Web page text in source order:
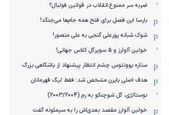
ضربه سر ممنوع؛انقلاب در قوانین فوتبال؟
بارسا این فصل برای فتح همه جام‌ها می‌جنگد!
شوک شبانه پورعلی گنجی به علی منصور!
خولین آلوارز و 5 سوپرگل کلاس جهانی!
ستاره یوونتوس چشم انتظار پیشنهاد از باشگاهی بزرگ
هدف اصلی بایرن مشخص شد: فقط لیگ قهرمانان
نوستالژی، گل شوچنکو به رم (2003/2004)
خولین آلوارز مقصد بعدی‌اش را به سیمئونه گفت